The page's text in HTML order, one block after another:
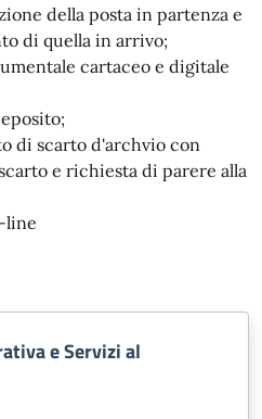
della posta in partenza e
di quella in arrivo;
cartaceo e digitale
di scarto d'archvio con
e richiesta di parere alla
line
e Servizi al